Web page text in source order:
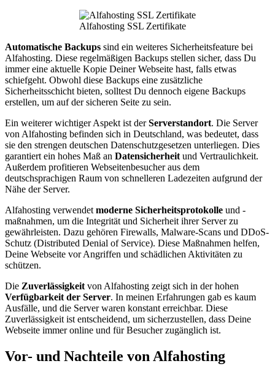
Alfahosting SSL Zertifikate
Automatische Backups sind ein weiteres Sicherheitsfeature bei
Alfahosting. Diese regelmäßigen Backups stellen sicher, dass Du
immer eine aktuelle Kopie Deiner Webseite hast, falls etwas
schiefgeht. Obwohl diese Backups eine zusätzliche
Sicherheitsschicht bieten, solltest Du dennoch eigene Backups
erstellen, um auf der sicheren Seite zu sein.
Ein weiterer wichtiger Aspekt ist derServerstandort. Die Server
von Alfahosting befinden sich in Deutschland, was bedeutet, dass
sie den strengen deutschen Datenschutzgesetzen unterliegen. Dies
garantiert ein hohes Maß an Datensicherheit und Vertraulichkeit.
Außerdem profitieren Webseitenbesucher aus dem
deutschsprachigen Raum von schnelleren Ladezeiten aufgrund der
Nähe der Server.
Alfahosting verwendet moderne Sicherheitsprotokolle und -
maßnahmen, um die Integrität und Sicherheit ihrer Server zu
gewährleisten. Dazu gehören Firewalls, Malware-Scans und DDoS-
Schutz (Distributed Denial of Service). Diese Maßnahmen helfen,
Deine Webseite vor Angriffen und schädlichen Aktivitäten zu
schützen.
Die Zuverlässigkeit von Alfahosting zeigt sich in der hohen
Verfügbarkeit der Server. In meinen Erfahrungen gab es kaum
Ausfälle, und die Server waren konstant erreichbar. Diese
Zuverlässigkeit ist entscheidend, um sicherzustellen, dass Deine
Webseite immer online und für Besucher zugänglich ist.
Vor- und Nachteile von Alfahosting